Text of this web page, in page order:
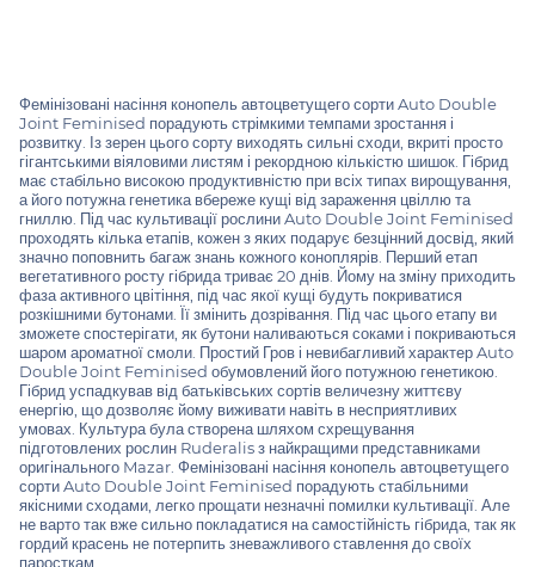
Фемінізовані насіння конопель автоцветущего сорти Auto Double
Joint Feminised порадують стрімкими темпами зростання і
розвитку. Із зерен цього сорту виходять сильні сходи, вкриті просто
гігантськими віяловими листям і рекордною кількістю шишок. Гібрид
має стабільно високою продуктивністю при всіх типах вирощування,
а його потужна генетика вбереже кущі від зараження цвіллю та
гниллю. Під час культивації рослини Auto Double Joint Feminised
проходять кілька етапів, кожен з яких подарує безцінний досвід, який
значно поповнить багаж знань кожного коноплярів. Перший етап
вегетативного росту гібрида триває 20 днів. Йому на зміну приходить
фаза активного цвітіння, під час якої кущі будуть покриватися
розкішними бутонами. Її змінить дозрівання. Під час цього етапу ви
зможете спостерігати, як бутони наливаються соками і покриваються
шаром ароматної смоли. Простий Гров і невибагливий характер Auto
Double Joint Feminised обумовлений його потужною генетикою.
Гібрид успадкував від батьківських сортів величезну життєву
енергію, що дозволяє йому виживати навіть в несприятливих
умовах. Культура була створена шляхом схрещування
підготовлених рослин Ruderalis з найкращими представниками
оригінального Mazar. Фемінізовані насіння конопель автоцветущего
сорти Auto Double Joint Feminised порадують стабільними
якісними сходами, легко прощати незначні помилки культивації. Але
не варто так вже сильно покладатися на самостійність гібрида, так як
гордий красень не потерпить зневажливого ставлення до своїх
паросткам.